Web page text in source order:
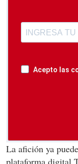
Acepto las
La afición ya